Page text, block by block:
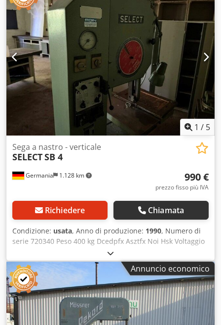
1 / 5
Germania 1.128 km
Sega a nastro - verticale
SELECTSB 4
990 €
prezzo fisso più IVA
Richiedere Chiamata
Condizione: usata, Anno di produzione: 1990, Numero di
serie 720340 Peso 400 kg Dcedpfx Asztfx Noi Hsk Voltaggio
380 V Lunghezza della lamiera 3400 mm Lunghezza
minima della lamiera 3200 mm
Annuncio economico